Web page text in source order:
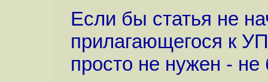
Если бы статья не
прилагающегося к
просто не нужен -